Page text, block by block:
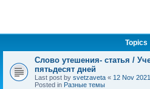
Topics
Слово утешения- статья /
пятьдесят дней
Last post by svetzaveta « 12 Nov
Posted in Разные темы